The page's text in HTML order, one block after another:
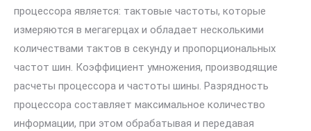
процессора является: тактовые частоты, которые
измеряются в мегагерцах и обладает несколькими
количествами тактов в секунду и пропорциональных
частот шин. Коэффициент умножения, производящие
расчеты процессора и частоты шины. Разрядность
процессора составляет максимальное количество
информации, при этом обрабатывая и передавая